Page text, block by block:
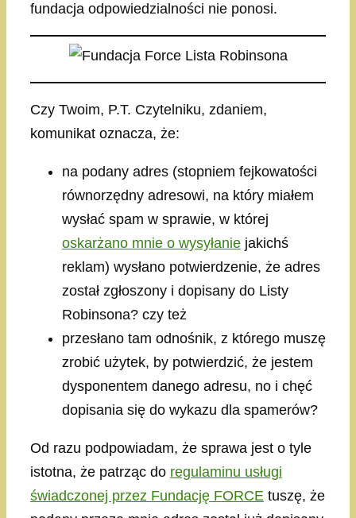
fundacja odpowiedzialności nie ponosi.
Czy Twoim, P.T. Czytelniku, zdaniem,
komunikat oznacza, że:
na podany adres (stopniem fejkowatości
równorzędny adresowi, na który miałem
wysłać spam w sprawie, w której
oskarżano mnie o wysyłanie jakichś
reklam) wysłano potwierdzenie, że adres
został zgłoszony i dopisany do Listy
Robinsona? czy też
przesłano tam odnośnik, z którego muszę
zrobić użytek, by potwierdzić, że jestem
dysponentem danego adresu, no i chęć
dopisania się do wykazu dla spamerów?
Od razu podpowiadam, że sprawa jest o tyle
istotna, że patrząc do regulaminu usługi
świadczonej przez Fundację FORCE tuszę, że